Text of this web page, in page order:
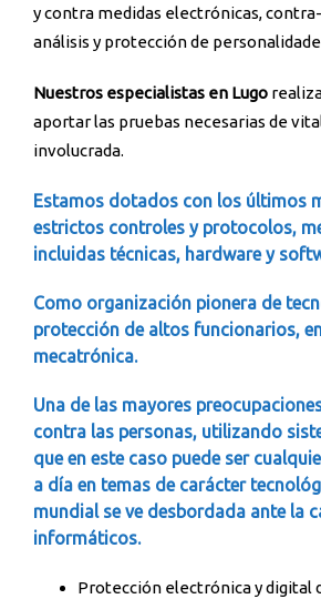
y contra medidas electrónicas,
análisis y protección de
Nuestros especialistas en Lugo
aportar las pruebas necesarias de
involucrada.
Estamos dotados con los últimos
estrictos controles y protocolos,
incluidas técnicas, hardware y
Como organización pionera de
protección de altos funcionarios,
mecatrónica.
Una de las mayores
contra las personas, utilizando
que en este caso puede ser
a día en temas de carácter
mundial se ve desbordada ante la
informáticos.
Protección electrónica y digital